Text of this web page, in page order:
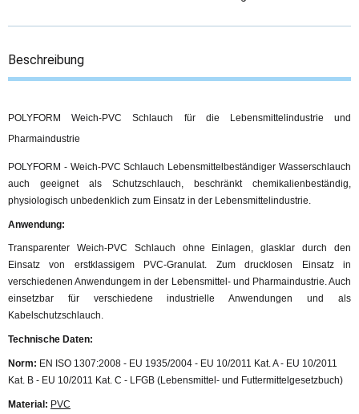
Beschreibung
POLYFORM Weich-PVC Schlauch für die Lebensmittelindustrie und
Pharmaindustrie
POLYFORM - Weich-PVC Schlauch Lebensmittelbeständiger Wasserschlauch
auch geeignet als Schutzschlauch, beschränkt chemikalienbeständig,
physiologisch unbedenklich zum Einsatz in der Lebensmittelindustrie.
Anwendung:
Transparenter Weich-PVC Schlauch ohne Einlagen, glasklar durch den
Einsatz von erstklassigem PVC-Granulat. Zum drucklosen Einsatz in
verschiedenen Anwendungem in der Lebensmittel- und Pharmaindustrie. Auch
einsetzbar für verschiedene industrielle Anwendungen und als
Kabelschutzschlauch.
Technische Daten:
Norm: EN ISO 1307:2008 - EU 1935/2004 - EU 10/2011 Kat. A - EU 10/2011
Kat. B - EU 10/2011 Kat. C - LFGB (Lebensmittel- und Futtermittelgesetzbuch)
Material: PVC